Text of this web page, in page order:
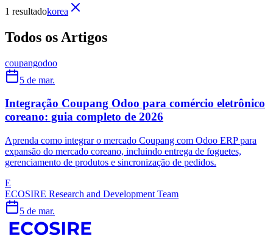
1 resultadokorea
Todos os Artigos
coupangodoo
5 de mar.
Integração Coupang Odoo para comércio eletrônico
coreano: guia completo de 2026
Aprenda como integrar o mercado Coupang com Odoo ERP para
expansão do mercado coreano, incluindo entrega de foguetes,
gerenciamento de produtos e sincronização de pedidos.
E
ECOSIRE Research and Development Team
5 de mar.